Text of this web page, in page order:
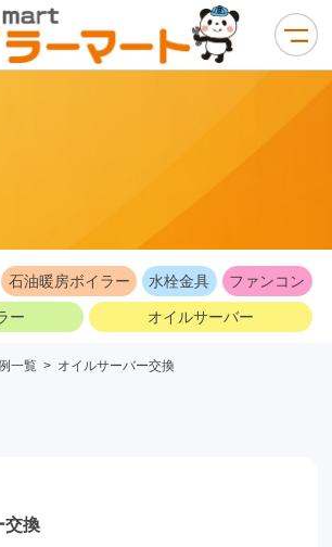
石油暖房ボイラー 水栓金具 ファンコン
ー オイルサーバー
一覧 > オイルサーバー交換
交換